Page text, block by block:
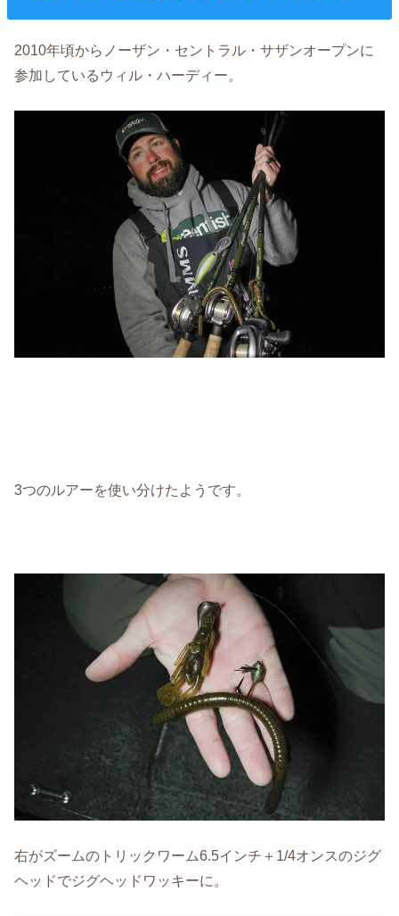
2010年頃からノーザン・セントラル・サザンオープンに
参加しているウィル・ハーディー。
3つのルアーを使い分けたようです。
右がズームのトリックワーム6.5インチ＋1/4オンスのジグ
ヘッドでジグヘッドワッキーに。